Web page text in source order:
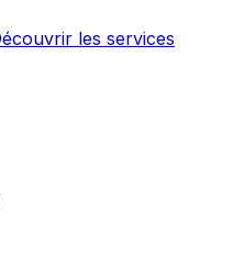
les services